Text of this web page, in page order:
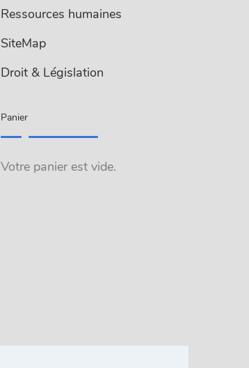
Ressources humaines
SiteMap
Droit & Législation
Panier
Votre panier est vide.